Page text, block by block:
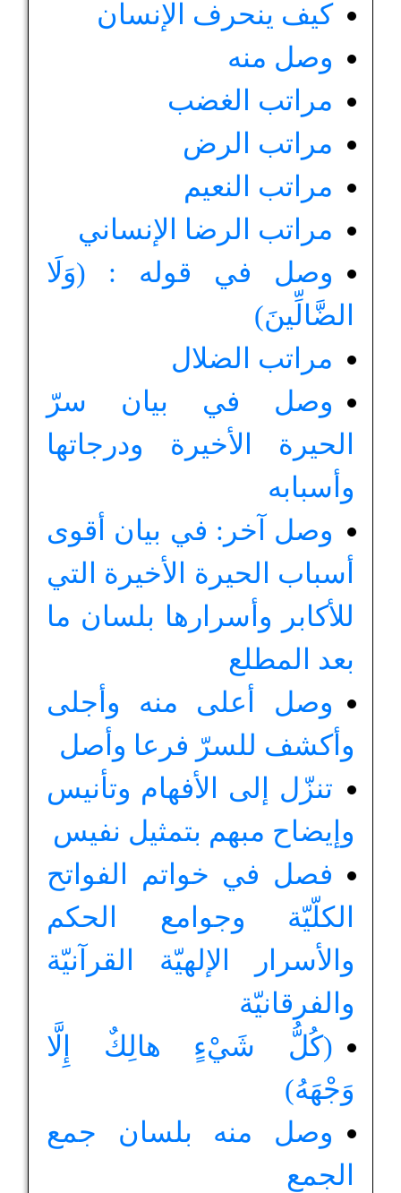
كيف ينحرف الإنسان
وصل منه
مراتب الغضب
مراتب الرض
مراتب النعيم
مراتب الرضا الإنساني
وصل في قوله : (وَلَا
الضَّالِّينَ)
مراتب الضلال
وصل في بيان سرّ
الحيرة الأخيرة ودرجاتها
وأسبابه
وصل آخر: في بيان أقوى
أسباب الحيرة الأخيرة التي
للأكابر وأسرارها بلسان ما
بعد المطلع
وصل أعلى منه وأجلى
وأكشف للسرّ فرعا وأصل
تنزّل إلى الأفهام وتأنيس
وإيضاح مبهم بتمثيل نفيس
فصل في خواتم الفواتح
الكلّيّة وجوامع الحكم
والأسرار الإلهيّة القرآنيّة
والفرقانيّة
(كُلُّ شَيْءٍ هالِكٌ إِلَّا
وَجْهَهُ)
وصل منه بلسان جمع
الجمع